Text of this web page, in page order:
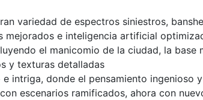
variedad de espectros siniestros,
mejorados e inteligencia artificial
el manicomio de la ciudad, la base
y texturas detalladas
intriga, donde el pensamiento ingenioso
escenarios ramificados, ahora con